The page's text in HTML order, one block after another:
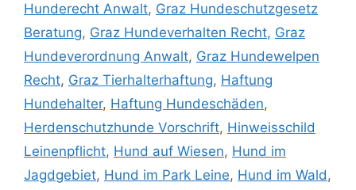
Hunderecht Anwalt, Graz Hundeschutzgesetz
Beratung, Graz Hundeverhalten Recht, Graz
Hundeverordnung Anwalt, Graz Hundewelpen
Recht, Graz Tierhalterhaftung, Haftung
Hundehalter, Haftung Hundeschäden,
Herdenschutzhunde Vorschrift, Hinweisschild
Leinenpflicht, Hund auf Wiesen, Hund im
Jagdgebiet, Hund im Park Leine, Hund im Wald,